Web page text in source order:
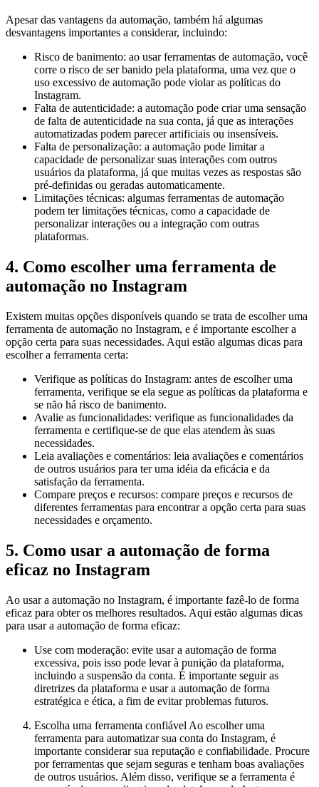
Apesar das vantagens da automação, também há algumas
desvantagens importantes a considerar, incluindo:
Risco de banimento: ao usar ferramentas de automação, você
corre o risco de ser banido pela plataforma, uma vez que o
uso excessivo de automação pode violar as políticas do
Instagram.
Falta de autenticidade: a automação pode criar uma sensação
de falta de autenticidade na sua conta, já que as interações
automatizadas podem parecer artificiais ou insensíveis.
Falta de personalização: a automação pode limitar a
capacidade de personalizar suas interações com outros
usuários da plataforma, já que muitas vezes as respostas são
pré-definidas ou geradas automaticamente.
Limitações técnicas: algumas ferramentas de automação
podem ter limitações técnicas, como a capacidade de
personalizar interações ou a integração com outras
plataformas.
4. Como escolher uma ferramenta de
automação no Instagram
Existem muitas opções disponíveis quando se trata de escolher uma
ferramenta de automação no Instagram, e é importante escolher a
opção certa para suas necessidades. Aqui estão algumas dicas para
escolher a ferramenta certa:
Verifique as políticas do Instagram: antes de escolher uma
ferramenta, verifique se ela segue as políticas da plataforma e
se não há risco de banimento.
Avalie as funcionalidades: verifique as funcionalidades da
ferramenta e certifique-se de que elas atendem às suas
necessidades.
Leia avaliações e comentários: leia avaliações e comentários
de outros usuários para ter uma idéia da eficácia e da
satisfação da ferramenta.
Compare preços e recursos: compare preços e recursos de
diferentes ferramentas para encontrar a opção certa para suas
necessidades e orçamento.
5. Como usar a automação de forma
eficaz no Instagram
Ao usar a automação no Instagram, é importante fazê-lo de forma
eficaz para obter os melhores resultados. Aqui estão algumas dicas
para usar a automação de forma eficaz:
Use com moderação: evite usar a automação de forma
excessiva, pois isso pode levar à punição da plataforma,
incluindo a suspensão da conta. É importante seguir as
diretrizes da plataforma e usar a automação de forma
estratégica e ética, a fim de evitar problemas futuros.
Escolha uma ferramenta confiável Ao escolher uma
ferramenta para automatizar sua conta do Instagram, é
importante considerar sua reputação e confiabilidade. Procure
por ferramentas que sejam seguras e tenham boas avaliações
de outros usuários. Além disso, verifique se a ferramenta é